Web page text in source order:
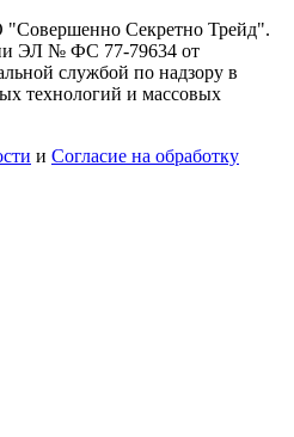
Секретно Трейд".
ЭЛ № ФС 77-79634 от
службой по надзору в
технологий и массовых
и Согласие на обработку